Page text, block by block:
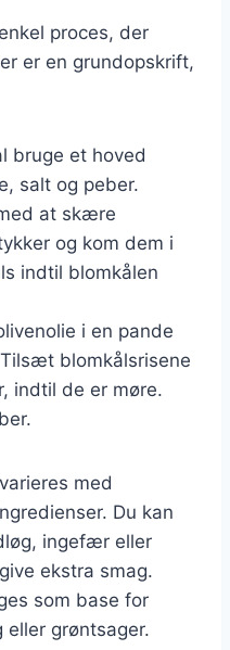
proces, der
er en grundopskrift,
bruge et hoved
salt og peber.
at skære
og kom dem i
indtil blomkålen
i en pande
blomkålsrisene
indtil de er møre.
med
Du kan
ingefær eller
ekstra smag.
som base for
eller grøntsager.